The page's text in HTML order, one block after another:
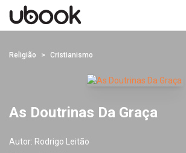
Religião Cristianismo
As Doutrinas Da Graça
Autor: Rodrigo Leitão